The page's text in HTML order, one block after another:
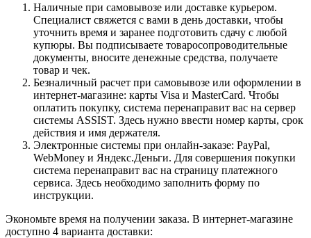
Наличные при самовывозе или доставке курьером.
Специалист свяжется с вами в день доставки, чтобы
уточнить время и заранее подготовить сдачу с любой
купюры. Вы подписываете товаросопроводительные
документы, вносите денежные средства, получаете
товар и чек.
Безналичный расчет при самовывозе или оформлении в
интернет-магазине: карты Visa и MasterCard. Чтобы
оплатить покупку, система перенаправит вас на сервер
системы ASSIST. Здесь нужно ввести номер карты, срок
действия и имя держателя.
Электронные системы при онлайн-заказе: PayPal,
WebMoney и Яндекс.Деньги. Для совершения покупки
система перенаправит вас на страницу платежного
сервиса. Здесь необходимо заполнить форму по
инструкции.
Экономьте время на получении заказа. В интернет-магазине
доступно 4 варианта доставки: